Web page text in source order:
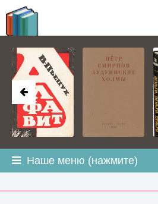
Наше меню (нажмите)
BOOKPLANETA.COM